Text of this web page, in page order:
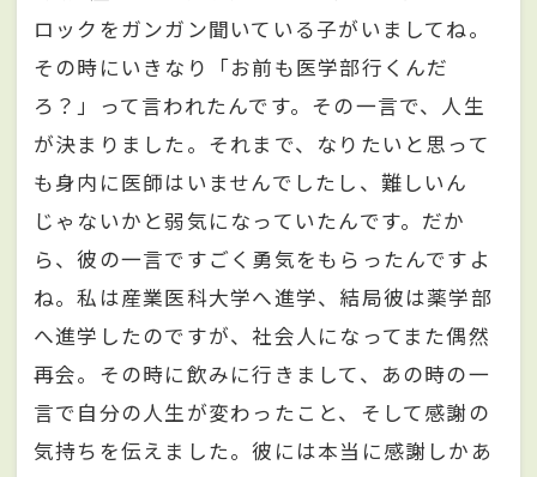
ロックをガンガン聞いている子がいましてね。
その時にいきなり「お前も医学部行くんだ
ろ？」って言われたんです。その一言で、人生
が決まりました。それまで、なりたいと思って
も身内に医師はいませんでしたし、難しいん
じゃないかと弱気になっていたんです。だか
ら、彼の一言ですごく勇気をもらったんですよ
ね。私は産業医科大学へ進学、結局彼は薬学部
へ進学したのですが、社会人になってまた偶然
再会。その時に飲みに行きまして、あの時の一
言で自分の人生が変わったこと、そして感謝の
気持ちを伝えました。彼には本当に感謝しかあ